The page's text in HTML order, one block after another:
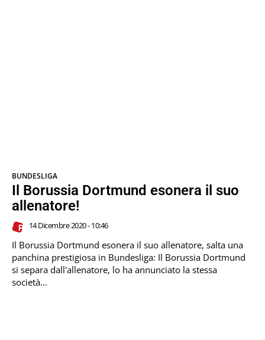
BUNDESLIGA
Il Borussia Dortmund esonera il suo
allenatore!
14 Dicembre 2020 - 10:46
Il Borussia Dortmund esonera il suo allenatore, salta una
panchina prestigiosa in Bundesliga: Il Borussia Dortmund
si separa dall'allenatore, lo ha annunciato la stessa
società...